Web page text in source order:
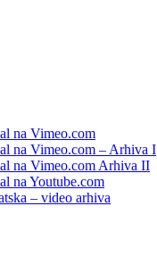
na Vimeo.com
na Vimeo.com – Arhiva I
na Vimeo.com Arhiva II
na Youtube.com
– video arhiva